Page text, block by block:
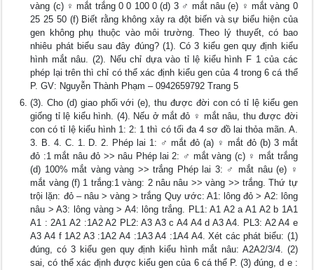
vàng (c) ♀ mắt trắng 0 0 100 0 (d) 3 ♂ mắt nâu (e) ♀ mắt vàng 0
25 25 50 (f) Biết rằng không xảy ra đột biến và sự biểu hiện của
gen không phụ thuộc vào môi trường. Theo lý thuyết, có bao
nhiêu phát biểu sau đây đúng? (1). Có 3 kiểu gen quy định kiểu
hình mắt nâu. (2). Nếu chỉ dựa vào tỉ lệ kiểu hình F 1 của các
phép lại trên thì chỉ có thể xác định kiểu gen của 4 trong 6 cá thể
P. GV: Nguyễn Thành Phạm – 0942659792 Trang 5
(3). Cho (d) giao phối với (e), thu được đời con có tỉ lệ kiểu gen
giống tỉ lệ kiểu hình. (4). Nếu ở mắt đỏ ♀ mắt nâu, thu được đời
con có tỉ lệ kiểu hình 1: 2: 1 thì có tối đa 4 sơ đồ lai thỏa mãn. A.
3. B. 4. C. 1. D. 2. Phép lai 1: ♂ mắt đỏ (a) ♀ mắt đỏ (b) 3 mắt
đỏ :1 mắt nâu đỏ >> nâu Phép lai 2: ♂ mắt vàng (c) ♀ mắt trắng
(d) 100% mắt vàng vàng >> trắng Phép lai 3: ♂ mắt nâu (e) ♀
mắt vàng (f) 1 trắng:1 vàng: 2 nâu nâu >> vàng >> trắng. Thứ tự
trội lặn: đỏ – nâu > vàng > trắng Quy ước: A1: lông đỏ > A2: lông
nâu > A3: lông vàng > A4: lông trắng. PL1: A1 A2 a A1 A2 b 1A1
A1 : 2A1 A2 :1A2 A2 PL2: A3 A3 c A4 A4 d A3 A4. PL3: A2 A4 e
A3 A4 f 1A2 A3 :1A2 A4 :1A3 A4 :1A4 A4. Xét các phát biểu: (1)
đúng, có 3 kiểu gen quy định kiểu hình mắt nâu: A2A2/3/4. (2)
sai, có thể xác định được kiểu gen của 6 cá thể P. (3) đúng, d e :